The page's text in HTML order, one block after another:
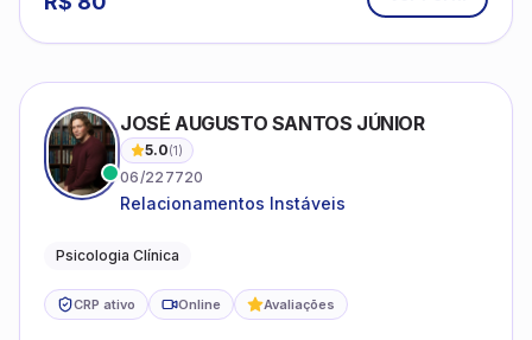
JOSÉ AUGUSTO SANTOS JÚNIOR
5.0(1)
06/227720
Relacionamentos Instáveis
Psicologia Clínica
CRP ativo Online Avaliações